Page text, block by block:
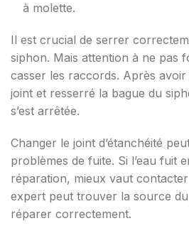
à molette.
Il est crucial de serrer
siphon. Mais attention à ne pas
casser les raccords. Après
joint et resserré la bague du
s’est arrêtée.
Changer le joint d’étanchéité
problèmes de fuite. Si l’eau fuit
réparation, mieux vaut
expert peut trouver la source
réparer correctement.